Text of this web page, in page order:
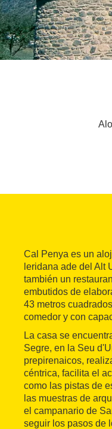
Cal Penya es un
leridana ade del Alt
también un
embutidos de
43 metros
comedor y con
La casa se
Segre, en la Seu
prepirenaicos,
céntrica, facilita el
como las pistas de
las muestras de
el campanario de
seguir los pasos de